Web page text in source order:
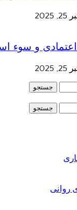
2025
و سوء
2025
جستجو
جستجو
روانی